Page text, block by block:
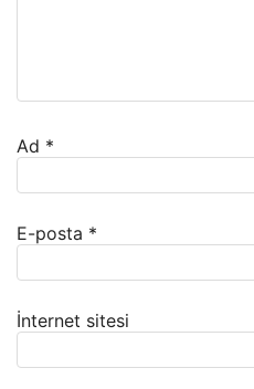
Ad *
E-posta *
İnternet sitesi